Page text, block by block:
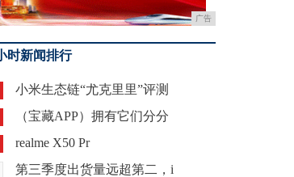
广告
时新闻排行
小米生态链“尤克里里”评测
（宝藏APP）拥有它们分分
realme X50 Pr
第三季度出货量远超第二，i